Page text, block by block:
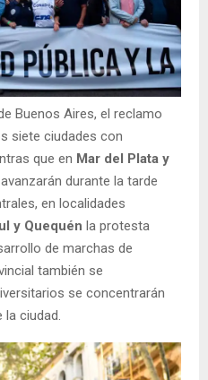
Buenos Aires, el reclamo
siete ciudades con
que en Mar del Plata y
durante la tarde
en localidades
y Quequén la protesta
de marchas de
también se
se concentrarán
ciudad.